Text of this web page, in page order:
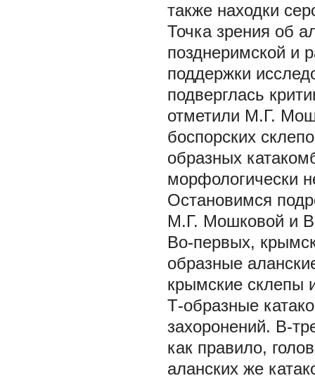
также находки
Точка зрения об
позднеримской и
поддержки
подверглась
отметили М.Г.
боспорских
образных
морфологически
Остановимся
М.Г. Мошковой и
Во-первых,
образные
крымские склепы
Т-образные
захоронений. В-
как правило,
аланских же